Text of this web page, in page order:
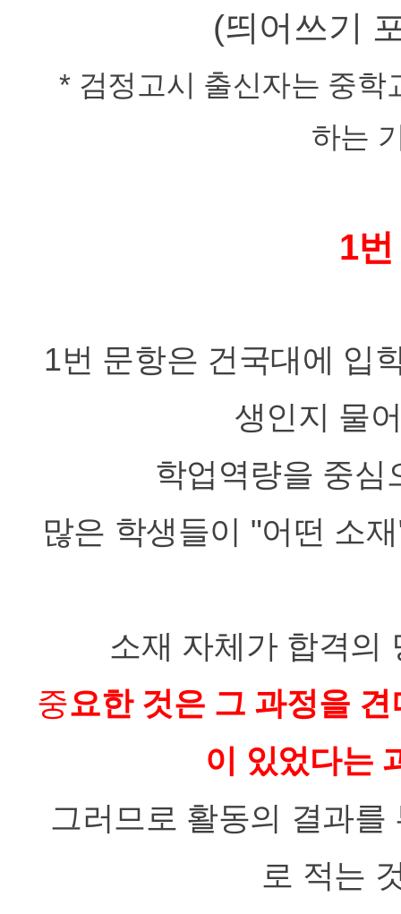
(띄어쓰기
* 검정고시 출신자는 중학
하는
1
1번 문항은 건국대에 입
생인지 물
학업역량을 중심
많은 학생들이 "어떤 소
소재 자체가 합격의
중요한 것은 그 과정을
이 있었다는
그러므로 활동의 결과
로 적는